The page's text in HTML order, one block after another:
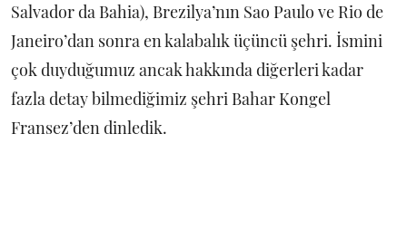
Salvador da Bahia), Brezilya’nın Sao Paulo ve Rio de
Janeiro’dan sonra en kalabalık üçüncü şehri. İsmini
çok duyduğumuz ancak hakkında diğerleri kadar
fazla detay bilmediğimiz şehri Bahar Kongel
Fransez’den dinledik.